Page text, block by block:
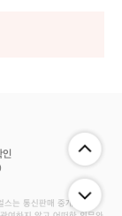
는 통신판매 중개자로서